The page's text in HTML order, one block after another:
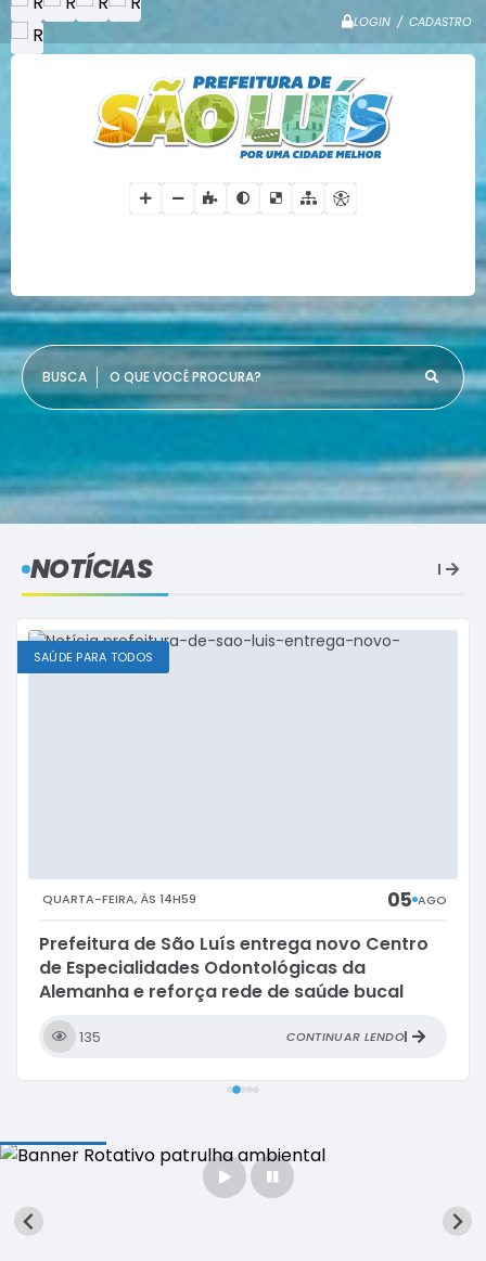
LOGIN / CADASTRO
O QUE VOCÊ PROCURA?
NOTÍCIAS
Prefeitura de São Luís entrega novo Centro
de Especialidades Odontológicas da
Alemanha e reforça rede de saúde bucal
especializada
QUARTA-FEIRA 14H59 05 AGO
SAÚDE PARA TODOS
135 CONTINUAR LENDO